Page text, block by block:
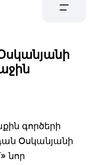
գործերի
Օսկանյանի
նոր